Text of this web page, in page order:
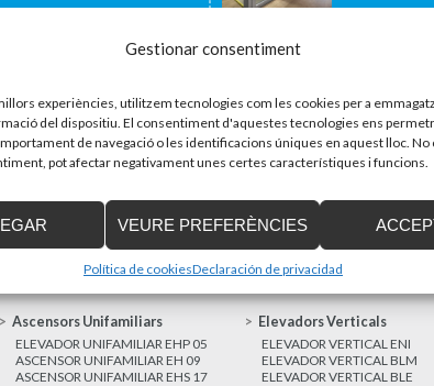
Gestionar consentiment
experiències, utilitzem tecnologies com les cookies per a
del dispositiu. El consentiment d'aquestes tecnologies ens
de navegació o les identificacions úniques en aquest lloc.
pot afectar negativament unes certes característiques i funcions.
VEURE PREFERÈNCIES
Política de cookiesDeclaración de privacidad
amb fills o
discapacitat que estiguin...
Enier
la
Recupera
d’Enier. Aquest
MÉS NOTÍCIES
Ascensors Unifamiliars
ELEVADOR UNIFAMILIAR EHP 05
ASCENSOR UNIFAMILIAR EH 09
ASCENSOR UNIFAMILIAR EHS 17
Elevadors Verticals
ELEVADOR VERTICAL ENI
ELEVADOR VERTICAL BLM
ELEVADOR VERTICAL BLE